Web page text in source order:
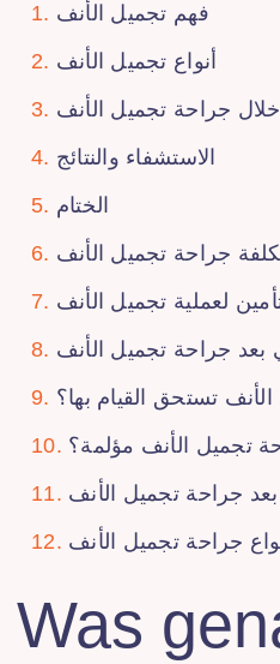
فهم تجميل الأنف
أنواع تجميل الأنف
جراحة تجميل الأنف
الاستشفاء والنتائج
الختام
جراحة تجميل الأنف
لعملية تجميل الأنف
بعد جراحة تجميل الأنف
تستحق القيام بها؟
تجميل الأنف مؤلمة؟
بعد جراحة تجميل الأنف
جراحة تجميل الأنف
Was